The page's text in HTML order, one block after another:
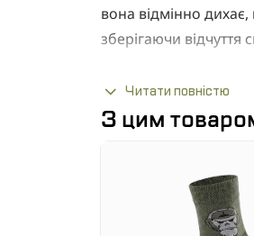
вона відмінно
зберігаючи відчуття
Легкий та
бронежилетом
туризму та
Читати повністю
З цим